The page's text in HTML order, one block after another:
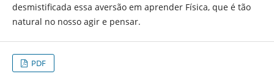
desmistificada essa aversão em aprender Física, que é tão
natural no nosso agir e pensar.
PDF